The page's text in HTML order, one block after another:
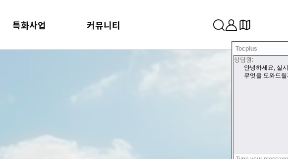
특화사업 커뮤니티
Tocplus